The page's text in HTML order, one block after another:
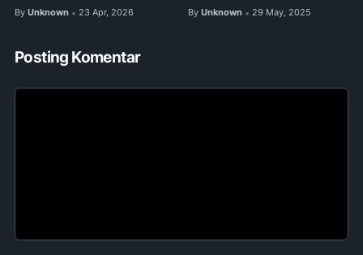
By Unknown • 23 Apr, 2026 By Unknown • 29 May, 2025
Posting Komentar